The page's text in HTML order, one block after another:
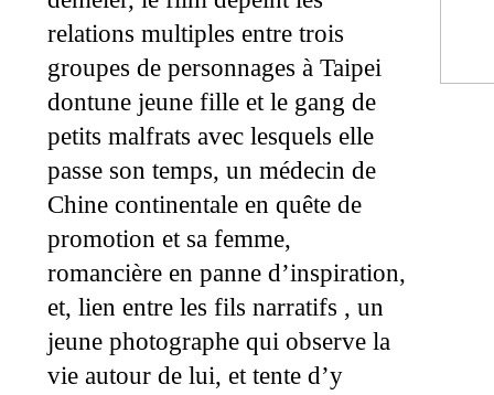
relations multiples entre trois
groupes de personnages à Taipei
dontune jeune fille et le gang de
petits malfrats avec lesquels elle
passe son temps, un médecin de
Chine continentale en quête de
promotion et sa femme,
romancière en panne d’inspiration,
et, lien entre les fils narratifs , un
jeune photographe qui observe la
vie autour de lui, et tente d’y